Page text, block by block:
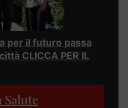
per il futuro passa
CLICCA PER IL
Salute